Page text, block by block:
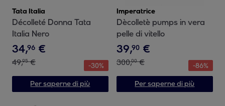
Tata Italia
Décolleté Donna Tata
Italia Nero
34,96 €
49,95 € -30%
Per saperne di più
Imperatrice
Dècolletè pumps in vera
pelle di vitello
39,90 €
300,00 € -86%
Per saperne di più